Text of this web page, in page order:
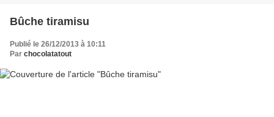
Bûche tiramisu
Publié le 26/12/2013 à 10:11
Par chocolatatout